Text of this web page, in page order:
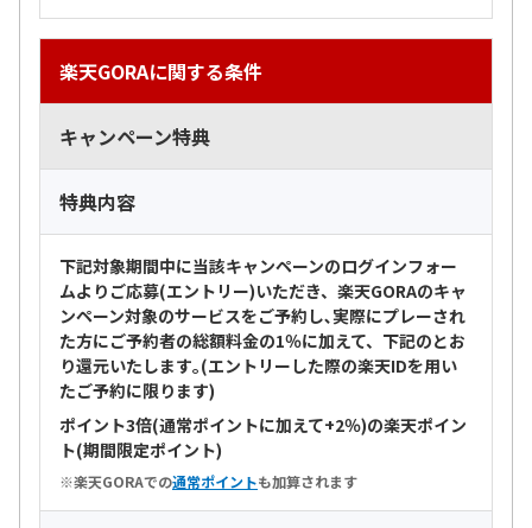
楽天GORAに関する条件
キャンペーン特典
特典内容
下記対象期間中に当該キャンペーンのログインフォー
ムよりご応募(エントリー)いただき、楽天GORAのキャ
ンペーン対象のサービスをご予約し､実際にプレーされ
た方にご予約者の総額料金の1％に加えて、下記のとお
り還元いたします｡(エントリーした際の楽天IDを用い
たご予約に限ります)
ポイント3倍(通常ポイントに加えて+2％)の楽天ポイン
ト(期間限定ポイント)
楽天GORAでの通常ポイントも加算されます